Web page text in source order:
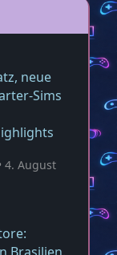
neue
4. August